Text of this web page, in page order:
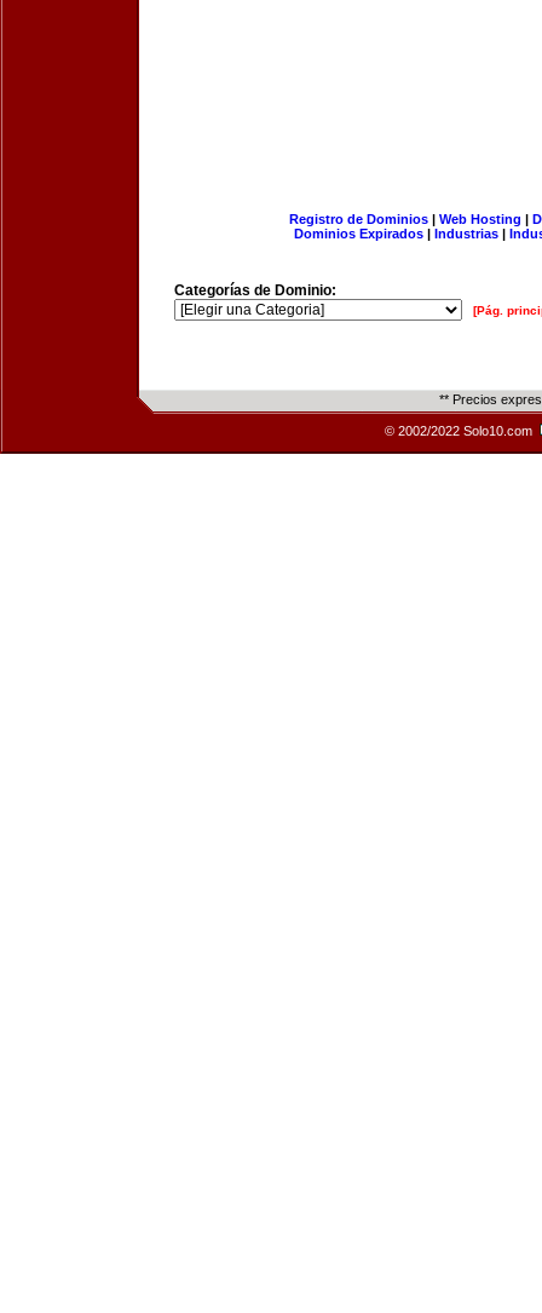
Registro de Dominios| Web Hosting |
Dominios Expirados | Industrias |
Categorías de Dominio:
[Pág.
** Precios
© 2002/2022 Solo10.com